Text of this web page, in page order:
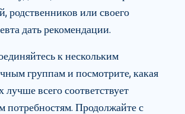
родственников или своего
дать рекомендации.
к нескольким
группам и посмотрите, какая
лучше всего соответствует
потребностям. Продолжайте с